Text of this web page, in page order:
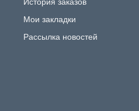
История заказов
Мои закладки
Рассылка новостей